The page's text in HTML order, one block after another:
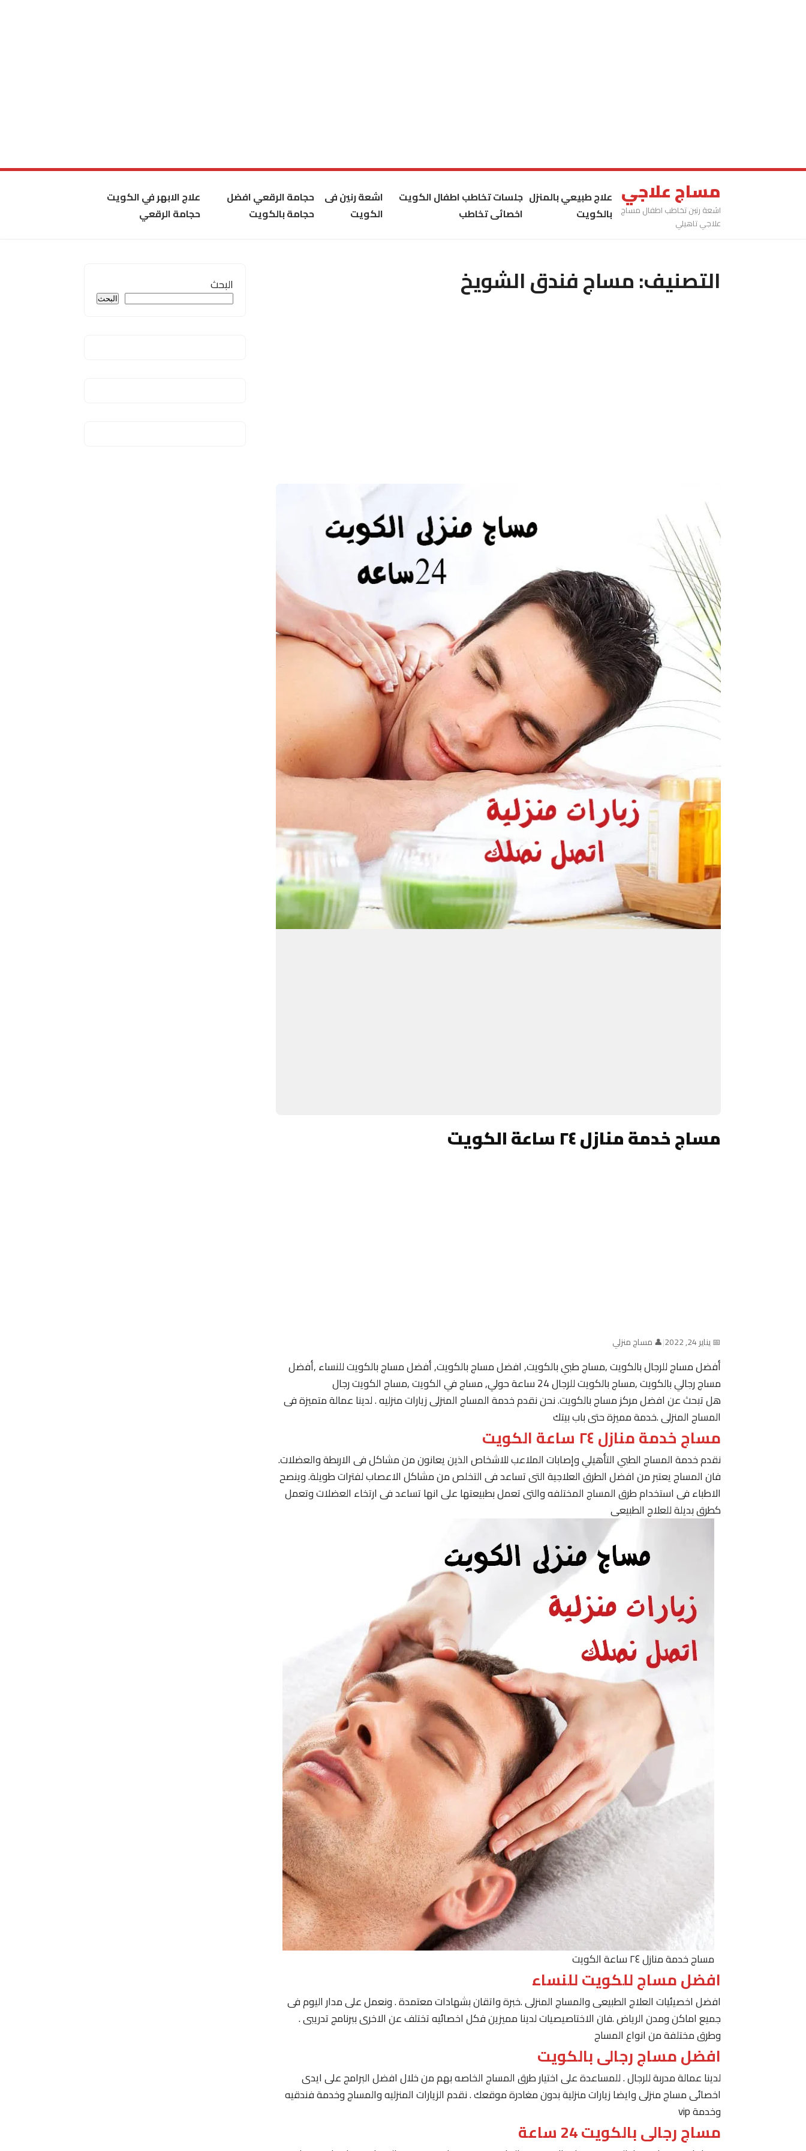
مساج علاجي
اشعة رنين تخاطب اطفال مساج
علاجي تاهيلي
علاج طبيعي بالمنزل
بالكويت
جلسات تخاطب اطفال الكويت
اخصائى تخاطب
اشعة رنين فى
الكويت
حجامة الرقعي افضل
حجامة بالكويت
علاج الابهر في الكويت
حجامة الرقعي
التصنيف:مساج فندق الشويخ
مساج خدمة منازل ٢٤ ساعة الكويت
📅 يناير 24, 2022 |👤 مساج منزلي
أفضل مساج للرجال بالكويت ,مساج طبي بالكويت, افضل مساج بالكويت, أفضل مساج بالكويت للنساء ,أفضل
مساج رجالي بالكويت ,مساج بالكويت للرجال 24 ساعة حولي, مساج في الكويت ,مساج الكويت رجال
هل تبحث عن افضل مركز مساج بالكويت. نحن نقدم خدمة المساج المنزلى زيارات منزليه . لدينا عمالة متميزة فى
المساج المنزلى .خدمة مميزة حتى باب بيتك
مساج خدمة منازل ٢٤ ساعة الكويت
نقدم خدمة المساج الطبي التأهيلي وإصابات الملاعب للاشخاص الذين يعانون من مشاكل فى الاربطة والعضلات.
فان المساج يعتبر من افضل الطرق العلاجية التى تساعد فى التخلص من مشاكل الاعصاب لفترات طويلة. وينصح
الاطباء فى استخدام طرق المساج المختلفه والتى تعمل بطبيعتها على انها تساعد فى ارتخاء العضلات وتعمل
كطرق بديلة للعلاج الطبيعى
مساج خدمة منازل ٢٤ ساعة الكويت
افضل مساج للكويت للنساء
افضل اخصيئيات العلاج الطبيعى والمساج المنزلى .خبرة واتقان بشهادات معتمدة . ونعمل على مدار اليوم فى
جميع اماكن ومدن الرياض .فان الاختاصيصيات لدينا مميزين فكل اخصائيه تختلف عن الاخرى ببرنامج تدريبى .
وطرق مختلفة من انواع المساج
افضل مساج رجالى بالكويت
لدينا عمالة مدربة للرجال . للمساعدة على اختيار طرق المساج الخاصه بهم من خلال افضل البرامج على ايدى
اخصائى مساج منزلى وايضا زيارات منزلية بدون مغادرة موقعك . نقدم الزيارات المنزليه والمساج وخدمة فندقيه
وخدمة vip
مساج رجالى بالكويت 24 ساعة
البحث
البحث